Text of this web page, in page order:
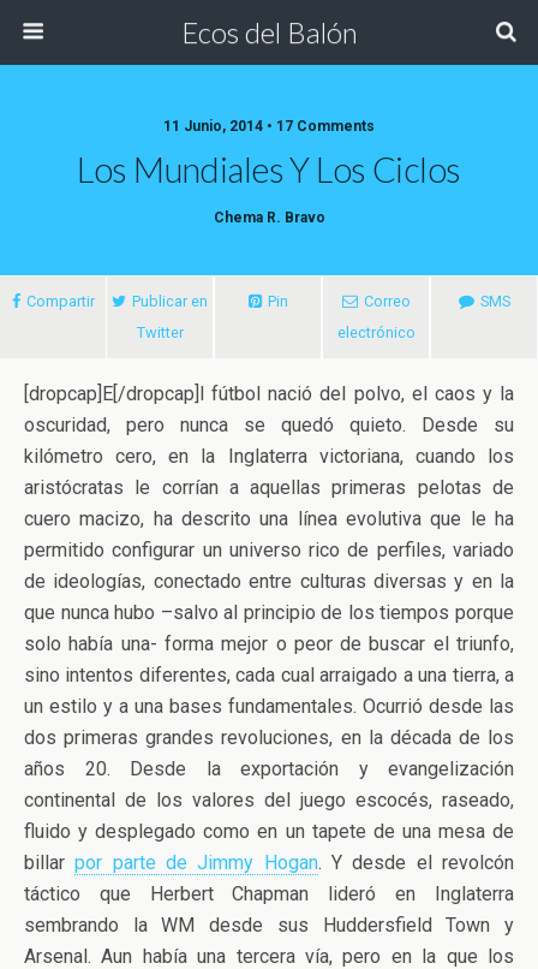
Ecos del Balón
11 Junio, 2014 • 17 Comments
Los Mundiales Y Los Ciclos
Chema R. Bravo
Compartir
Publicar en
Twitter
Pin
Correo
electrónico
SMS
[dropcap]E[/dropcap]l fútbol nació del polvo, el caos y la
oscuridad, pero nunca se quedó quieto. Desde su
kilómetro cero, en la Inglaterra victoriana, cuando los
aristócratas le corrían a aquellas primeras pelotas de
cuero macizo, ha descrito una línea evolutiva que le ha
permitido configurar un universo rico de perfiles, variado
de ideologías, conectado entre culturas diversas y en la
que nunca hubo –salvo al principio de los tiempos porque
solo había una- forma mejor o peor de buscar el triunfo,
sino intentos diferentes, cada cual arraigado a una tierra, a
un estilo y a una bases fundamentales. Ocurrió desde las
dos primeras grandes revoluciones, en la década de los
años 20. Desde la exportación y evangelización
continental de los valores del juego escocés, raseado,
fluido y desplegado como en un tapete de una mesa de
billarpor parte de Jimmy Hogan. Y desde el revolcón
táctico que Herbert Chapman lideró en Inglaterra
sembrando la WM desde sus Huddersfield Town y
Arsenal. Aun había una tercera vía, pero en la que los